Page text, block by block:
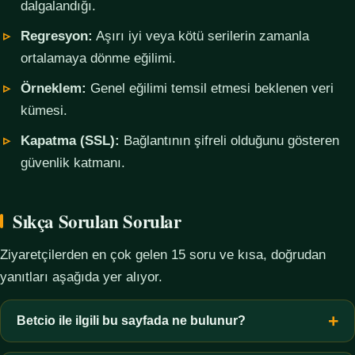
dalgalandığı.
Regresyon: Aşırı iyi veya kötü serilerin zamanla
ortalamaya dönme eğilimi.
Örneklem: Genel eğilimi temsil etmesi beklenen veri
kümesi.
Kapatma (SSL): Bağlantının şifreli olduğunu gösteren
güvenlik katmanı.
Sıkça Sorulan Sorular
Ziyaretçilerden en çok gelen 15 soru ve kısa, doğrudan
yanıtları aşağıda yer alıyor.
Betcio ile ilgili bu sayfada ne bulunur?
Bu sayfada yalnızca kavramsal bilgi, terim açıklamaları, veri